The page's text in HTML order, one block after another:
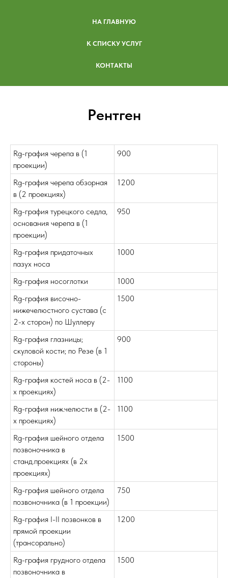
НА ГЛАВНУЮ
К СПИСКУ УСЛУГ
КОНТАКТЫ
Pентген
Rg-графия черепа в (1
проекции)
900
Rg-графия черепа обзорная
в (2 проекциях)
1200
Rg-графия турецкого седла,
основания черепа в (1
проекции)
950
Rg-графия придаточных
пазух носа
1000
Rg-графия носоглотки
1000
Rg-графия височно-
нижечелюстного сустава (с
2-х сторон) по Шуллеру
1500
Rg-графия глазницы;
скуловой кости; по Резе (в 1
стороны)
900
Rg-графия костей носа в (2-
х проекциях)
1100
Rg-графия ниж.челюсти в (2-
х проекциях)
1100
Rg-графия шейного отдела
позвоночника в
станд.проекциях (в 2х
проекциях)
1500
Rg-графия шейного отдела
позвоночника (в 1 проекции)
750
Rg-графия I-II позвонков в
прямой проекции
(трансорально)
1200
Rg-графия грудного отдела
позвоночника в
1500